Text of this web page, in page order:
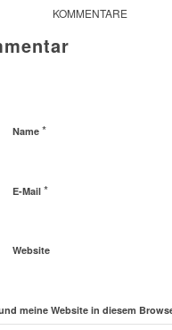
KOMMENTARE
Name *
E-Mail *
Website
meine Website in diesem